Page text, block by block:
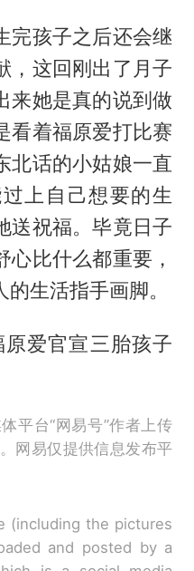
完孩子之后还会继
，这回刚出了月子
来她是真的说到做
看着福原爱打比赛
北话的小姑娘一直
上自己想要的生
送祝福。毕竟日子
心比什么都重要，
生活指手画脚。
爱官宣三胎孩子
平台“网易号”作者上传
网易仅提供信息发布平
(including the pictures
and posted by a